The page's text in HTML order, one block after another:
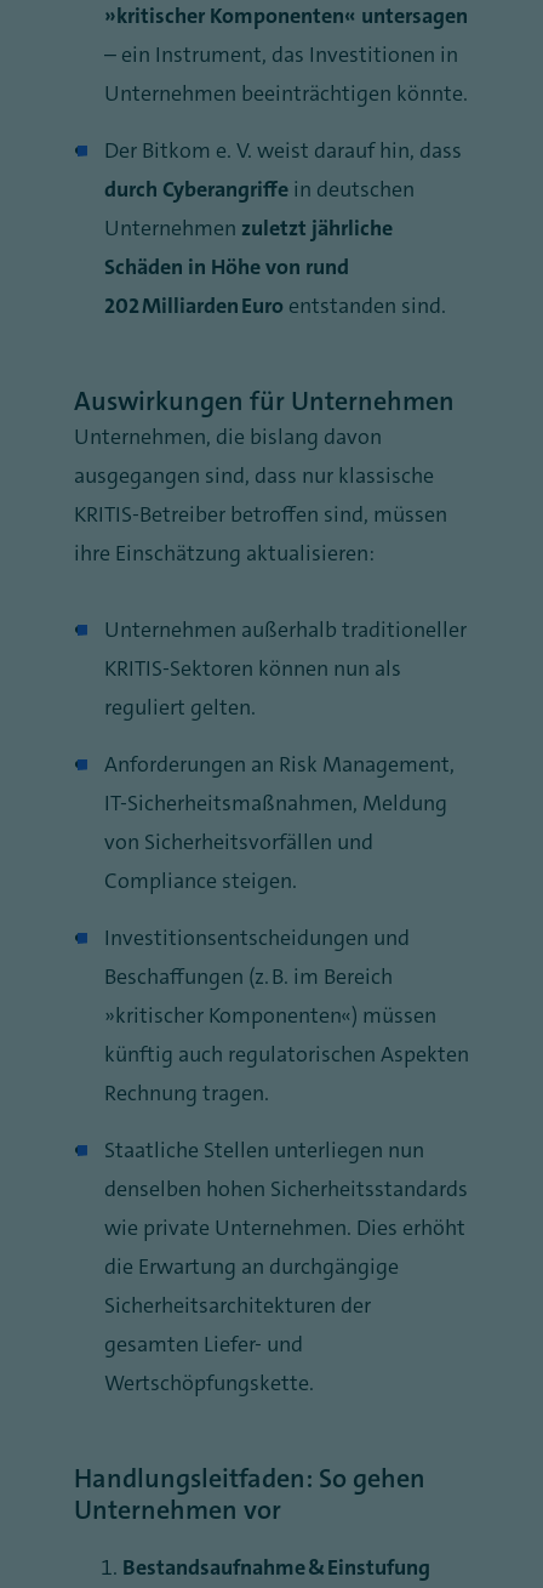
„kritischer Komponenten“ untersagen
– ein Instrument, das Investitionen in
Unternehmen beeinträchtigen könnte.
Der Bitkom e. V. weist darauf hin, dass
durch Cyberangriffe in deutschen
Unternehmen zuletzt jährliche
Schäden in Höhe von rund
202 Milliarden Euro entstanden sind.
Auswirkungen für Unternehmen
Unternehmen, die bislang davon
ausgegangen sind, dass nur klassische
KRITIS-Betreiber betroffen sind, müssen
ihre Einschätzung aktualisieren:
Unternehmen außerhalb traditioneller
KRITIS-Sektoren können nun als
reguliert gelten.
Anforderungen an Risk Management,
IT-Sicherheitsmaßnahmen, Meldung
von Sicherheitsvorfällen und
Compliance steigen.
Investitionsentscheidungen und
Beschaffungen (z. B. im Bereich
„kritischer Komponenten“) müssen
künftig auch regulatorischen Aspekten
Rechnung tragen.
Staatliche Stellen unterliegen nun
denselben hohen Sicherheitsstandards
wie private Unternehmen. Dies erhöht
die Erwartung an durchgängige
Sicherheitsarchitekturen der
gesamten Liefer- und
Wertschöpfungskette.
Handlungsleitfaden: So gehen
Unternehmen vor
Bestandsaufnahme & Einstufung